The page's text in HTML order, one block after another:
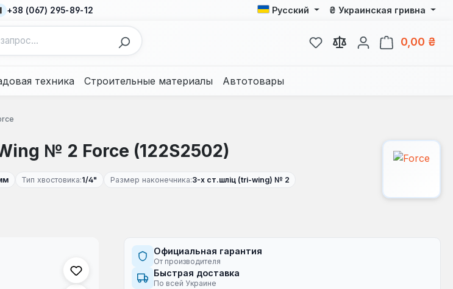
+38 (067) 295-89-12 Русский ₴ Украинская гривна
У вас есть товары из
0,00 ₴
техника Строительные материалы Автотовары
№ 2 Force (122S2502)
Тип хвостовика:1/4" Размер наконечника:3-х ст.шліц (tri-wing) № 2
Официальная гарантия
От производителя
Быстрая доставка
По всей Украине